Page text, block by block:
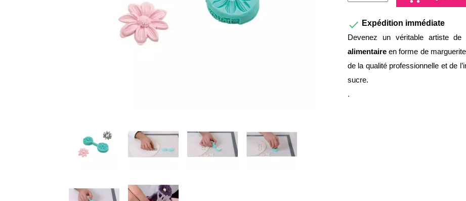
 Expédition immédiate
Devenez un véritable artiste
alimentaire en forme de
de la qualité professionnelle et de
sucre.
.